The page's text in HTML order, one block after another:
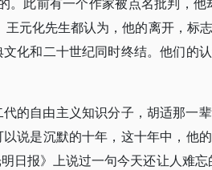
元化先生都认为，他的离开，标
化和二十世纪同时终结。他们的
的自由主义知识分子，胡适那一
说是沉默的十年，这十年中，他
日报》上说过一句今天还让人难忘